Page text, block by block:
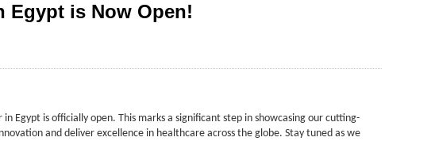
Egypt is Now Open!
Egypt is officially open. This marks a significant step in showcasing our cutting-
and deliver excellence in healthcare across the globe. Stay tuned as we